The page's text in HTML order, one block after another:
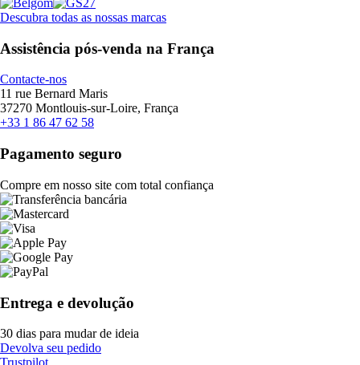
Descubra todas as nossas marcas
Assistência pós-venda na França
Contacte-nos
11 rue Bernard Maris
37270 Montlouis-sur-Loire, França
+33 1 86 47 62 58
Pagamento seguro
Compre em nosso site com total confiança
Entrega e devolução
30 dias para mudar de ideia
Devolva seu pedido